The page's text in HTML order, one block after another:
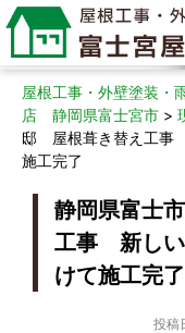
現場レポー
屋根工事・外壁塗装・
店 静岡県富士宮市 >
邸 屋根葺き替え工事
施工完了
静岡県富士
工事 新しい
けて施工完了
投稿